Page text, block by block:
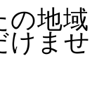
の地域
けませ